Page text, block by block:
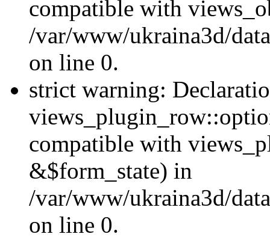
compatible with
/var/www/ukraina3d/
on line 0.
strict warning:
compatible with
&$form_state) in
/var/www/ukraina3d/
on line 0.